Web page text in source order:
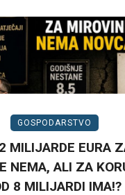
GOSPODARSTVO
MILIJARDE EURA
NEMA, ALI ZA
8 MILIJARDI IMA!?